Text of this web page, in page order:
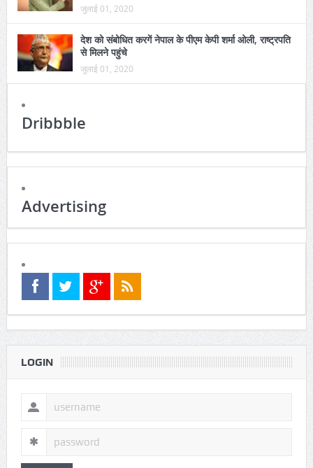
जुलाई 01, 2020
देश को संबोधित करगें नेपाल के पीएम केपी शर्मा ओली, राष्ट्रपति
से मिलने पहुंचे
जुलाई 01, 2020
Dribbble
Advertising
LOGIN